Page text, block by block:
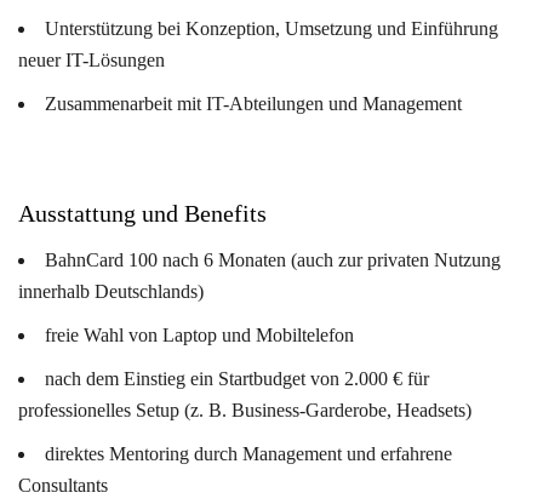
Unterstützung bei Konzeption, Umsetzung und Einführung
neuer IT-Lösungen
Zusammenarbeit mit IT-Abteilungen und Management
Ausstattung und Benefits
BahnCard 100 nach 6 Monaten (auch zur privaten Nutzung
innerhalb Deutschlands)
freie Wahl von Laptop und Mobiltelefon
nach dem Einstieg ein Startbudget von 2.000 € für
professionelles Setup (z. B. Business-Garderobe, Headsets)
direktes Mentoring durch Management und erfahrene
Consultants